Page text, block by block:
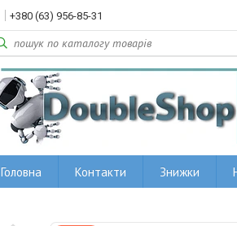
+380 (63) 956-85-31
Головна Контакти Знижки